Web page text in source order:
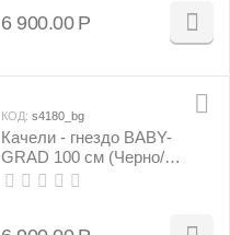
6 900.00 Р
КОД: s4180_bg
Качели - гнездо BABY-
GRAD 100 см (Черно/
зеленый)